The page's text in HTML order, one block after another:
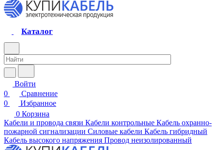
Каталог
Войти
0
Сравнение
0
Избранное
0 Корзина
Кабели и провода связи Кабели контрольные Кабель охранно-
пожарной сигнализации Силовые кабели Кабель гибридный
Кабель высокого напряжения Провод неизолированный